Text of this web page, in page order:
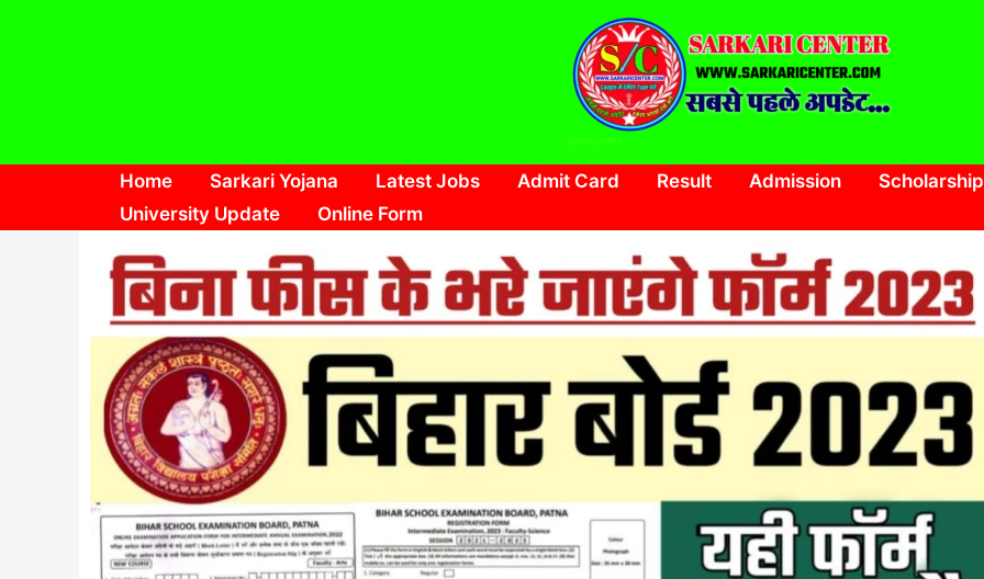
SARKARI CENTER
Home Sarkari Yojana Latest Jobs Admit Card Result Admission
Scholarship
University Update
Online Form